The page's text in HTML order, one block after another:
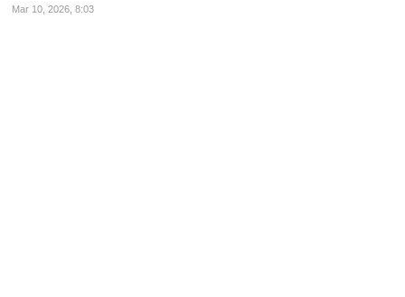
Mar 10, 2026, 8:03